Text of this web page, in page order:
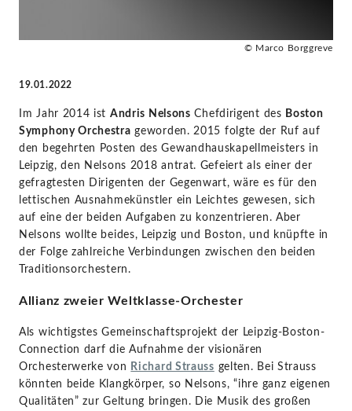
Boston
Leipzig
zusammen
Andris
Nelsons
KlassikAkzente
by
© Marco Borggreve
19.01.2022
Im Jahr 2014 ist Andris Nelsons Chefdirigent des Boston
Symphony Orchestra geworden. 2015 folgte der Ruf auf
den begehrten Posten des Gewandhauskapellmeisters in
Leipzig, den Nelsons 2018 antrat. Gefeiert als einer der
gefragtesten Dirigenten der Gegenwart, wäre es für den
lettischen Ausnahmekünstler ein Leichtes gewesen, sich
auf eine der beiden Aufgaben zu konzentrieren. Aber
Nelsons wollte beides, Leipzig und Boston, und knüpfte in
der Folge zahlreiche Verbindungen zwischen den beiden
Traditionsorchestern.
Allianz zweier Weltklasse-Orchester
Als wichtigstes Gemeinschaftsprojekt der Leipzig-Boston-
Connection darf die Aufnahme der visionären
Orchesterwerke von
Richard Strauss gelten. Bei Strauss
könnten beide Klangkörper, so Nelsons, “ihre ganz eigenen
Qualitäten” zur Geltung bringen. Die Musik des großen